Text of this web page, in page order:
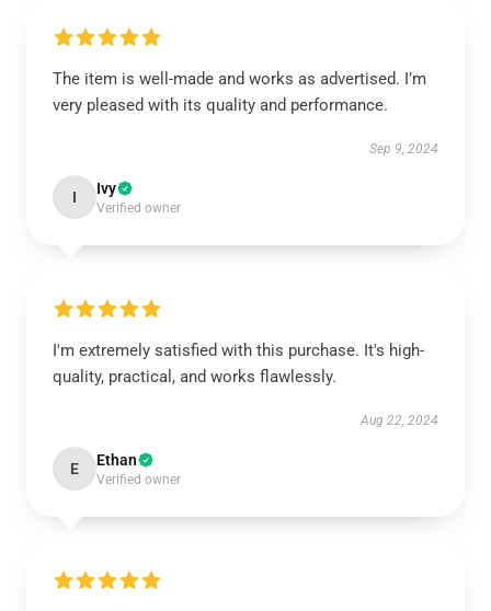
The item is well-made and works as advertised. I’m
very pleased with its quality and performance.
Sep 9, 2024
I Ivy
Verified owner
I'm extremely satisfied with this purchase. It's high-
quality, practical, and works flawlessly.
Aug 22, 2024
E Ethan
Verified owner